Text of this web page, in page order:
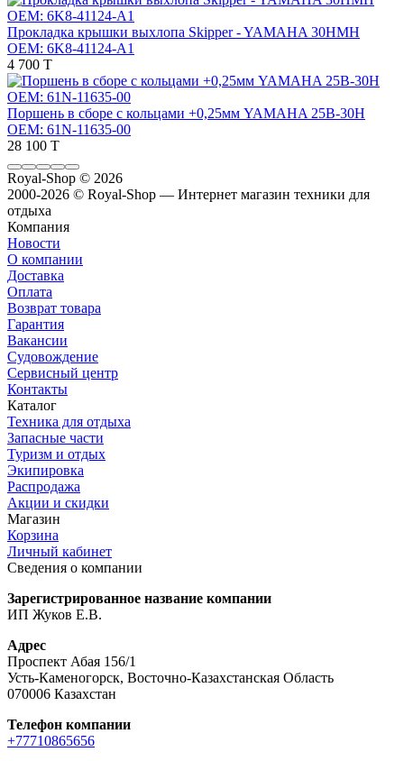
Прокладка крышки выхлопа Skipper - YAMAHA 30HMH
OEM: 6K8-41124-A1
4 700 T
Поршень в сборе с кольцами +0,25мм YAMAHA 25B-30H
OEM: 61N-11635-00
28 100 T
Royal-Shop © 2026
2000-2026 © Royal-Shop — Интернет магазин техники для
отдыха
Компания
Новости
О компании
Доставка
Оплата
Возврат товара
Гарантия
Вакансии
Судовождение
Сервисный центр
Контакты
Каталог
Техника для отдыха
Запасные части
Туризм и отдых
Экипировка
Распродажа
Акции и скидки
Магазин
Корзина
Личный кабинет
Сведения о компании
Зарегистрированное название компании
ИП Жуков Е.В.
Адрес
Проспект Абая 156/1
Усть-Каменогорск, Восточно-Казахстанская Область
070006 Казахстан
Телефон компании
+77710865656